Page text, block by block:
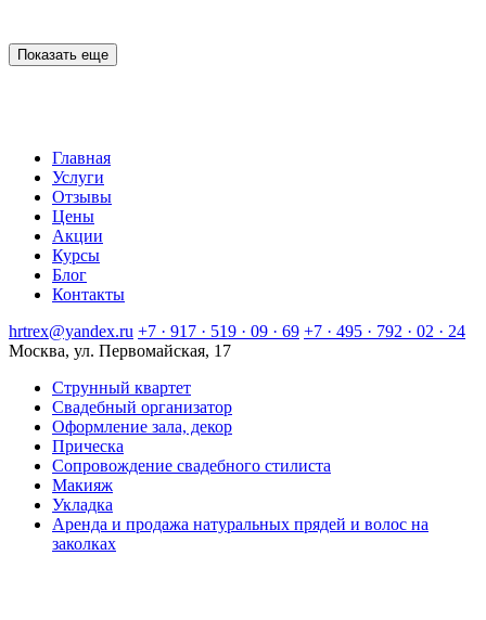
Показать еще
Главная
Услуги
Отзывы
Цены
Акции
Курсы
Блог
Контакты
hrtrex@yandex.ru +7 · 917 · 519 · 09 · 69 +7 · 495 · 792 · 02 · 24
Москва, ул. Первомайская, 17
Струнный квартет
Свадебный организатор
Оформление зала, декор
Прическа
Сопровождение свадебного стилиста
Макияж
Укладка
Аренда и продажа натуральных прядей и волос на
заколках